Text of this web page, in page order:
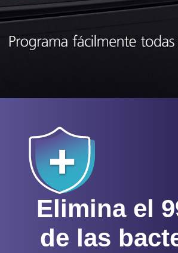
Elimina el
de las